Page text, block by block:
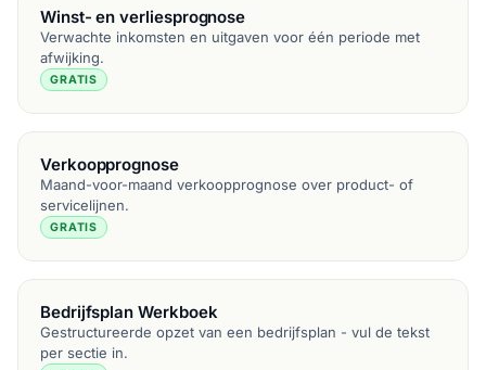
Winst- en verliesprognose
Verwachte inkomsten en uitgaven voor één periode met
afwijking.
GRATIS
Verkoopprognose
Maand-voor-maand verkoopprognose over product- of
servicelijnen.
GRATIS
Bedrijfsplan Werkboek
Gestructureerde opzet van een bedrijfsplan - vul de tekst
per sectie in.